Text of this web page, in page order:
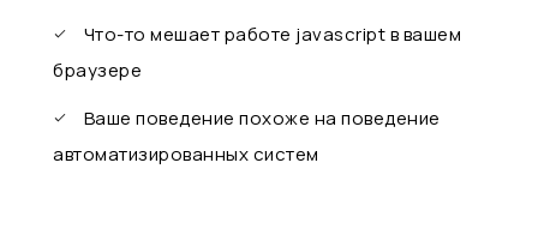
Что-то мешает работе javascript в вашем
браузере
Ваше поведение похоже на поведение
автоматизированных систем